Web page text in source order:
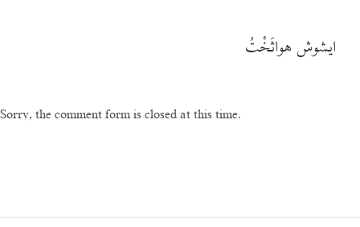
ایشوش هواثَخْتُ
Sorry, the comment form is closed at this time.